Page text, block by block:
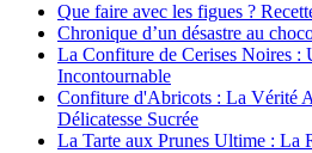
Que faire avec les figues ?
Chronique d’un désastre au
La Confiture de Cerises Noires :
Incontournable
Confiture d'Abricots : La Vérité
Délicatesse Sucrée
La Tarte aux Prunes Ultime : La